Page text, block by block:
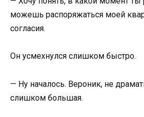
можешь распоряжаться моей
согласия.
Он усмехнулся слишком быстро.
— Ну началось. Вероник, не
слишком большая.